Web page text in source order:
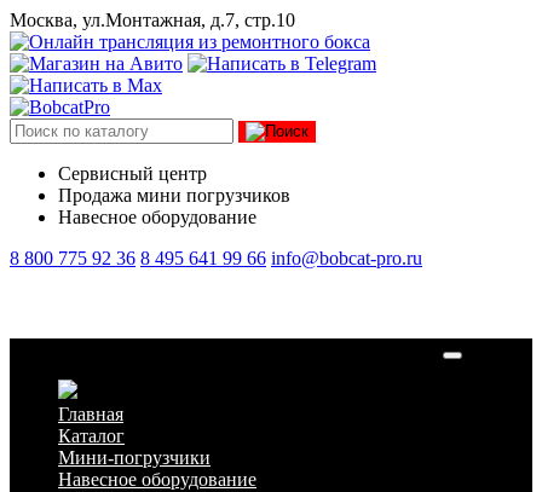
Москва, ул.Монтажная, д.7, стр.10
Сервисный центр
Продажа мини погрузчиков
Навесное оборудование
8 800 775 92 36 8 495 641 99 66 info@bobcat-pro.ru
Главная
Каталог
Мини-погрузчики
Навесное оборудование